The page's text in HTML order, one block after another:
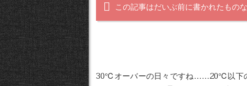
この記事はだいぶ前に書かれたもの
30℃オーバーの日々ですね……20℃以下の